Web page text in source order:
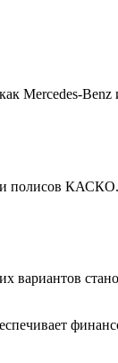
Mercedes-
полисов
вариантов